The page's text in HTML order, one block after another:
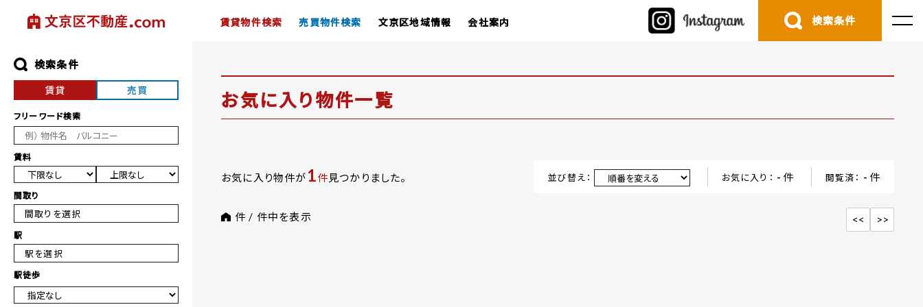
賃貸物件検索 売買物件検索 文京区地域情報 会社案内 検索条件
検索条件
賃貸 売買
フリーワード検索
賃料
間取り
間取りを選択
駅
駅を選択
駅徒歩
お気に入り物件一覧
お気に入り物件が1件見つかりました。 並び替え： お気に入り： - 件 閲覧済： - 件
件 / 件中を表示 << >>